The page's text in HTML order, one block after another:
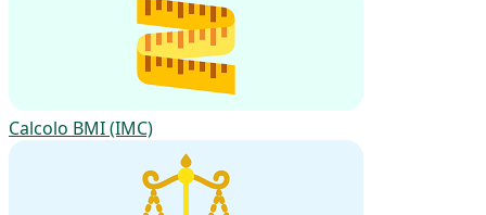
Calcolo BMI (IMC)